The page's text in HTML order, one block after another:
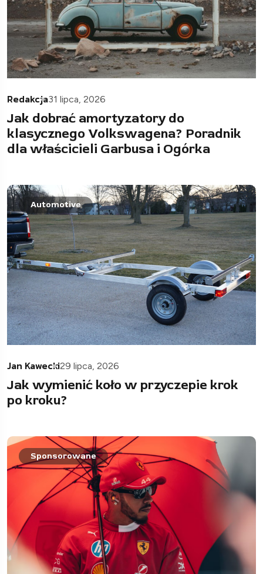
Redakcja31 lipca, 2026
Jak dobrać amortyzatory do
klasycznego Volkswagena? Poradnik
dla właścicieli Garbusa i Ogórka
Automotive
Jan Kawecki29 lipca, 2026
Jak wymienić koło w przyczepie krok
po kroku?
Sponsorowane